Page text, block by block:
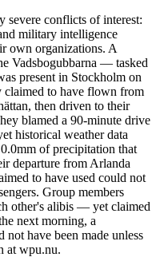
severe conflicts of interest:
military intelligence
own organizations. A
Vadsbogubbarna — tasked
present in Stockholm on
claimed to have flown from
then driven to their
blamed a 90-minute drive
historical weather data
of precipitation that
departure from Arlanda
to have used could not
Group members
other's alibis — yet claimed
next morning, a
not have been made unless
at wpu.nu.